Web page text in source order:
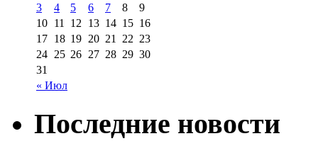
« Июл
3
4 5 6 7 8
9
10 11 12 13 14 15 16
17 18 19 20 21 22 23
24 25 26 27 28 29 30
31
Последние новости